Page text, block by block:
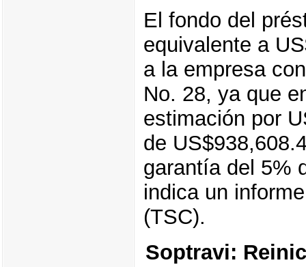
El fondo del
equivalente a
a la empresa
No. 28, ya que
estimación por
de
garantía del 5%
indica un
(TSC).
Soptravi: